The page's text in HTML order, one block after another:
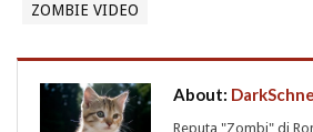
ZOMBIE VIDEO
About:
Reputa "Zombi" di